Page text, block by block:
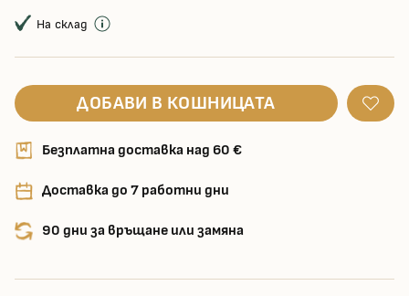
На склад
ДОБАВИ В КОШНИЦАТА
Безплатна доставка над 60 €
Доставка до 7 работни дни
90 дни за връщане или замяна